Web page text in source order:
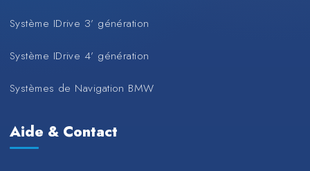
Système IDrive 3’ génération
Système IDrive 4’ génération
Systèmes de Navigation BMW
Aide & Contact